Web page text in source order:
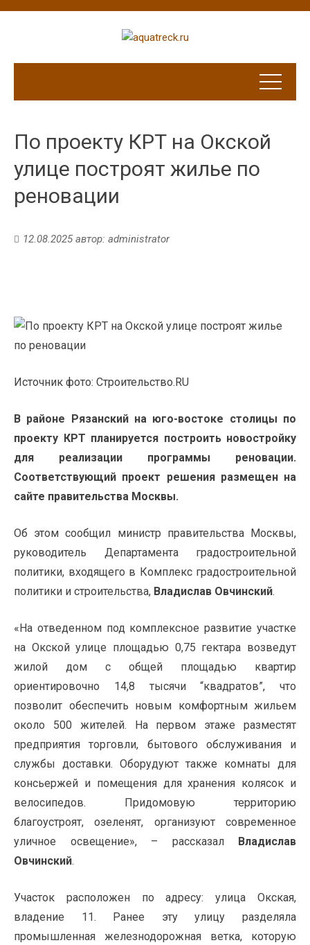
По проекту КРТ на Окской
улице построят жилье по
реновации
12.08.2025автор: administrator
Источник фото: Строительство.RU
В районе Рязанский на юго-востоке столицы по
проекту КРТ планируется построить новостройку
для реализации программы реновации.
Соответствующий проект решения размещенна
сайте правительства Москвы.
Об этомсообщил министр правительства Москвы,
руководитель Департамента градостроительной
политики, входящего в Комплекс градостроительной
политики и строительства, Владислав Овчинский.
«На отведенном под комплексное развитие участке
на Окской улице площадью 0,75 гектара возведут
жилой дом с общей площадью квартир
ориентировочно 14,8 тысячи “квадратов”, что
позволит обеспечить новым комфортным жильем
около 500 жителей. На первом этаже разместят
предприятия торговли, бытового обслуживания и
службы доставки. Оборудуют также комнаты для
консьержей и помещения для хранения колясок и
велосипедов. Придомовую территорию
благоустроят, озеленят, организуют современное
уличное освещение», – рассказал Владислав
Овчинский.
Участок расположен по адресу: улица Окская,
владение 11. Ранее эту улицу разделяла
промышленная железнодорожная ветка, которую